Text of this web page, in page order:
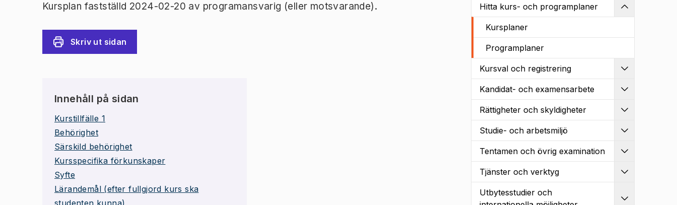
Kursplan fastställd 2024-02-20 av programansvarig (eller motsvarande).
Skriv ut sidan
Innehåll på sidan
Kurstillfälle 1
Behörighet
Särskild behörighet
Kursspecifika förkunskaper
Syfte
Lärandemål (efter fullgjord kurs ska
studenten kunna)
Hitta kurs- och programplaner
Kursplaner
Programplaner
Kursval och registrering
Kandidat- och examensarbete
Rättigheter och skyldigheter
Studie- och arbetsmiljö
Tentamen och övrig examination
Tjänster och verktyg
Utbytesstudier och